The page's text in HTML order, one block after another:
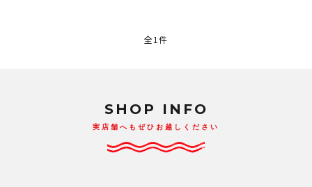
全1件
SHOP INFO
実店舗へもぜひお越しください